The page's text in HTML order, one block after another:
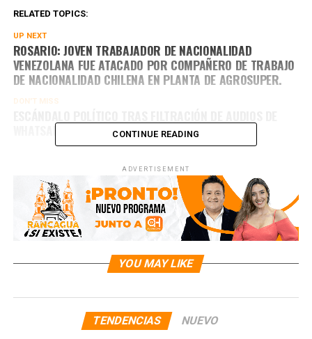
RELATED TOPICS:
UP NEXT
ROSARIO: JOVEN TRABAJADOR DE NACIONALIDAD
VENEZOLANA FUE ATACADO POR COMPAÑERO DE TRABAJO
DE NACIONALIDAD CHILENA EN PLANTA DE AGROSUPER.
DON'T MISS
WHATSAPP
CONTINUE READING
ADVERTISEMENT
YOU MAY LIKE
TENDENCIAS NUEVO